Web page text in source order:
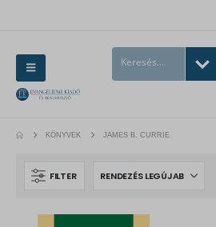
KÖNYVEK JAMES B. CURRIE
FILTER